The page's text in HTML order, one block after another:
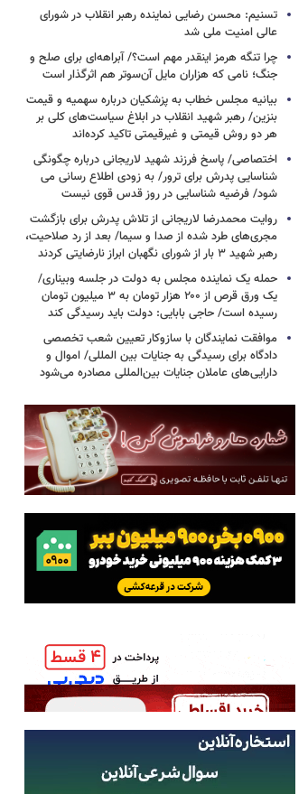
تسنیم: محسن رضایی نماینده رهبر انقلاب در شورای
عالی امنیت ملی شد
چرا تنگه هرمز اینقدر مهم است؟/ آبراهه‌ای برای صلح و
جنگ؛ نامی که هزاران مایل آن‌سوتر هم اثرگذار است
بیانیه مجلس خطاب به پزشکیان درباره سهمیه و قیمت
بنزین/ رهبر شهید انقلاب در ابلاغ سیاست‌های کلی بر
هر دو روش قیمتی و غیرقیمتی تاکید کرده‌اند
اختصاصی/ پاسخ فرزند شهید لاریجانی درباره چگونگی
شناسایی پدرش برای ترور/ به زودی اطلاع رسانی می
شود/ فرضیه شناسایی در روز قدس قوی نیست
روایت محمدرضا لاریجانی از تلاش پدرش برای بازگشت
مجری‌های طرد شده از صدا و سیما/ بعد از رد صلاحیت،
رهبر شهید ۳ بار از شورای نگهبان ابراز نارضایتی کردند
حمله یک نماینده مجلس به دولت در جلسه وبیناری/
یک ورق قرص از ۲۰۰ هزار تومان به ۳ میلیون تومان
رسیده است/ حاجی بابایی: دولت باید رسیدگی کند
موافقت نمایندگان با سازوکار تعیین شعب تخصصی
دادگاه برای رسیدگی به جنایات بین المللی/ اموال و
دارایی‌های عاملان جنایات بین‌المللی مصادره می‌شود